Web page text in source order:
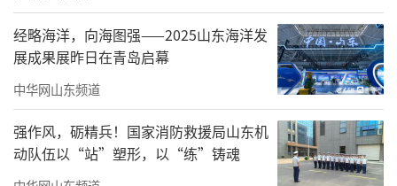
过，已印发实施。
《意见》明确，到2027年，先行区建设实
现重大突破，主要经济指标增速高于全国平均
水平，高新技术产业产值占规模以上工业总产
值比重达到55%左右，新能源和可再生能源装
经略海洋，向海图强——2025山东海洋发
展成果展昨日在青岛启幕
中华网山东频道
强作风，砺精兵！国家消防救援局山东机
动队伍以“站”塑形，以“练”铸魂